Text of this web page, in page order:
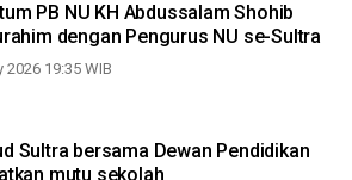
PB NU KH Abdussalam Shohib
dengan Pengurus NU se-Sultra
2026 19:35 WIB
Sultra bersama Dewan Pendidikan
mutu sekolah